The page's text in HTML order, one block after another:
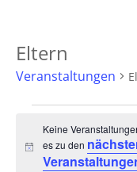
Eltern
Veranstaltungen
Hinweis
Keine
es zu den